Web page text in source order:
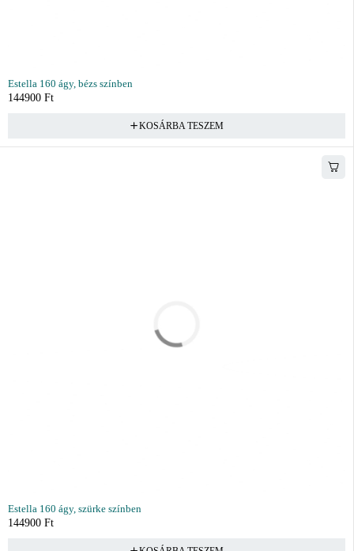
Estella 160 ágy, bézs színben
144900 Ft
KOSÁRBA TESZEM
Estella 160 ágy, szürke színben
144900 Ft